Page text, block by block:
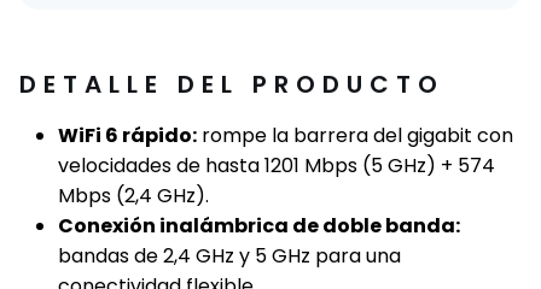
DETALLE DEL PRODUCTO
WiFi 6 rápido: rompe la barrera del gigabit con
velocidades de hasta 1201 Mbps (5 GHz) + 574
Mbps (2,4 GHz).
Conexión inalámbrica de doble banda:
bandas de 2,4 GHz y 5 GHz para una